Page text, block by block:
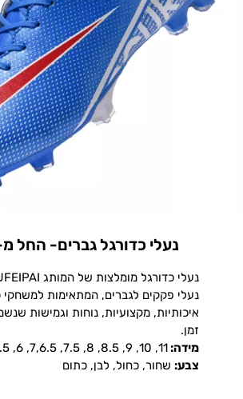
נעלי כדורגל גברים- החל מ-70
נעלי כדורגל מומלצות של המותג BUFEIPAI.
נעלי פקקים לגברים, המתאימות למשחקי
איכותיות, מקצועיות, נוחות וגמישות
זמן.
מידה:11, 10, 9, 8.5, 8, 7.5, 7,6.5, 6, 5.5
צבע: שחור, כחול, לבן, כתום